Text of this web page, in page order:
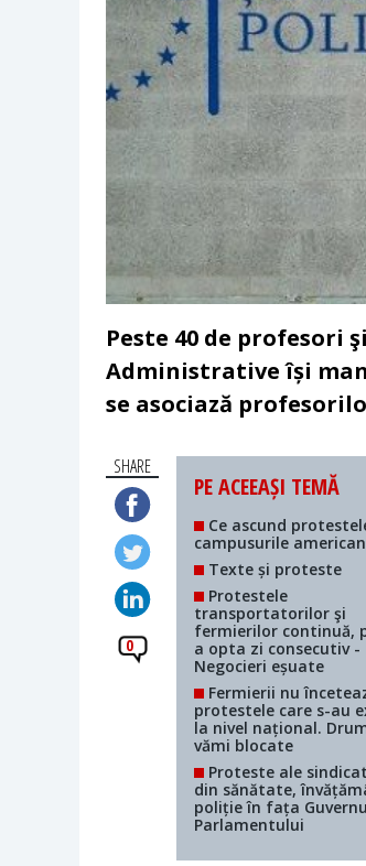
Peste 40 de profesori
Administrative își
se asociază
SHARE
0
PE ACEEAȘI TEMĂ
Ce ascund
campusurile
Texte și proteste
Protestele
transportatorilor şi
fermierilor continuă,
a opta zi consecutiv -
Negocieri eșuate
Fermierii nu
protestele care s-au
la nivel național.
vămi blocate
Proteste ale
din sănătate,
poliție în fața
Parlamentului